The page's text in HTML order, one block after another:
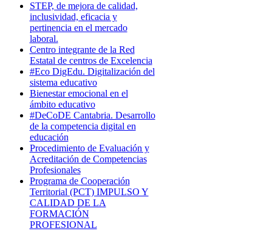
STEP, de mejora de calidad,
inclusividad, eficacia y
pertinencia en el mercado
laboral.
Centro integrante de la Red
Estatal de centros de Excelencia
#Eco DigEdu. Digitalización del
sistema educativo
Bienestar emocional en el
ámbito educativo
#DeCoDE Cantabria. Desarrollo
de la competencia digital en
educación
Procedimiento de Evaluación y
Acreditación de Competencias
Profesionales
Programa de Cooperación
Territorial (PCT) IMPULSO Y
CALIDAD DE LA
FORMACIÓN
PROFESIONAL